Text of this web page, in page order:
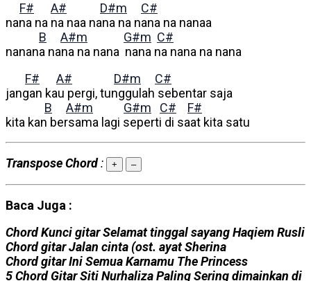
F#
A# D#m
C#
nana na na naa nana na nana na nanaa
B
A#m G#m C#
nanana nana na nana nana na nana na nana
F#
A# D#m
C#
jangan kau pergi, tunggulah sebentar saja
B
A#m G#m C#
F#
kita kan bersama lagi seperti di saat kita satu
Transpose Chord: + –
Baca Juga :
Chord Kunci gitar Selamat tinggal sayang Haqiem Rusli
Chord gitar Jalan cinta (ost. ayat Sherina
Chord gitar Ini Semua Karnamu The Princess
5 Chord Gitar Siti Nurhaliza Paling Sering dimainkan di